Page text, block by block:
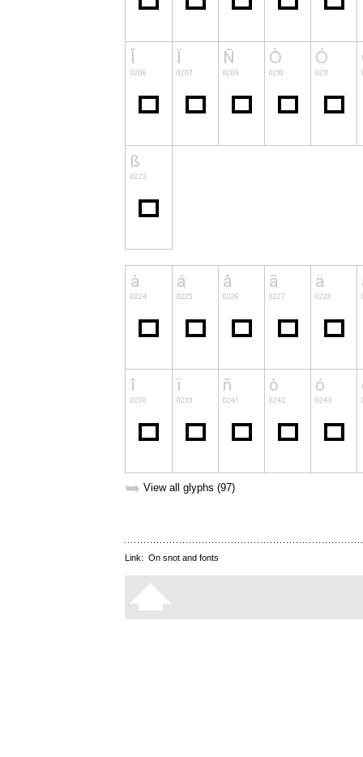
➥ View all glyphs (97)
Link: On snot and fonts